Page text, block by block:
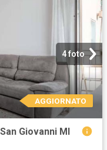
4 foto
AGGIORNATO
Giovanni MI